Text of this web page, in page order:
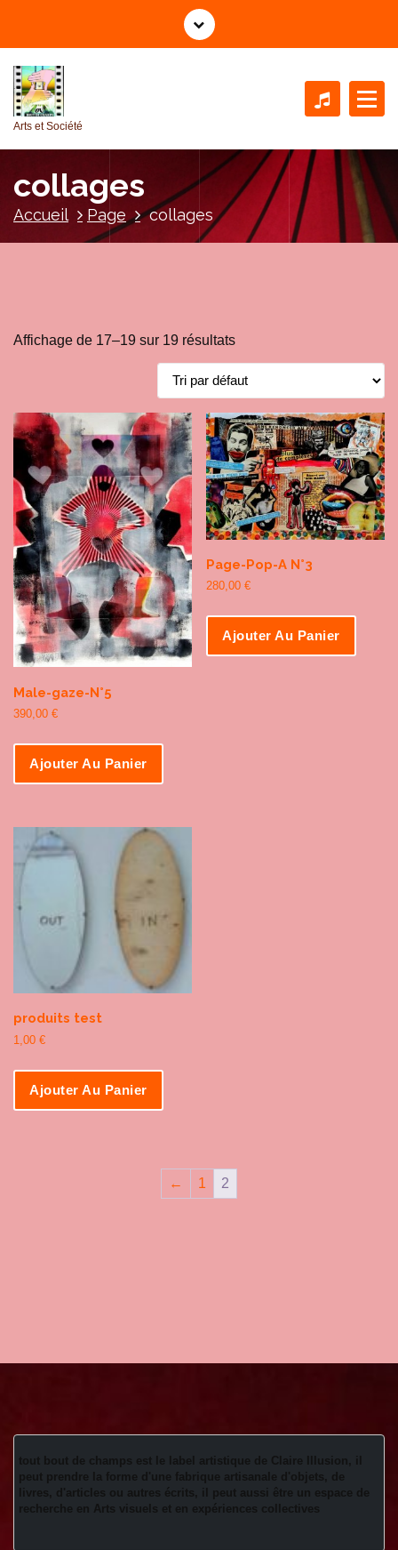
l
e
Arts et Société
collages
Accueil Page collages
Affichage de 17–19 sur 19 résultats
Male-gaze-N°5
390,00 €
Ajouter Au Panier
Page-Pop-A N°3
280,00€
Ajouter Au Panier
produits test
1,00 €
Ajouter Au Panier
← 1 2
tout bout de champs est le label artistique de Claire Illusion, il
peut prendre la forme d'une fabrique artisanale d'objets, de
livres, d'articles ou autres écrits, il peut aussi être un espace de
recherche en Arts visuels et en expériences collectives